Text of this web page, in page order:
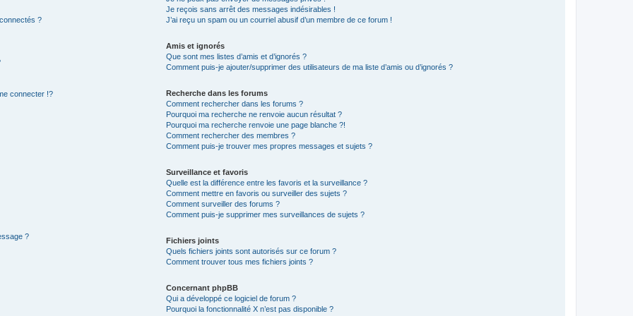
?
connecter !?
?
Je reçois sans arrêt des messages indésirables !
J’ai reçu un spam ou un courriel abusif d’un membre de ce forum !
Amis et ignorés
Que sont mes listes d’amis et d’ignorés ?
Comment puis-je ajouter/supprimer des utilisateurs de ma liste d’amis ou d’ignorés ?
Recherche dans les forums
Comment rechercher dans les forums ?
Pourquoi ma recherche ne renvoie aucun résultat ?
Pourquoi ma recherche renvoie une page blanche ?!
Comment rechercher des membres ?
Comment puis-je trouver mes propres messages et sujets ?
Surveillance et favoris
Quelle est la différence entre les favoris et la surveillance ?
Comment mettre en favoris ou surveiller des sujets ?
Comment surveiller des forums ?
Comment puis-je supprimer mes surveillances de sujets ?
Fichiers joints
Quels fichiers joints sont autorisés sur ce forum ?
Comment trouver tous mes fichiers joints ?
Concernant phpBB
Qui a développé ce logiciel de forum ?
Pourquoi la fonctionnalité X n’est pas disponible ?